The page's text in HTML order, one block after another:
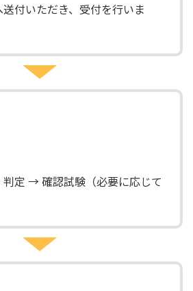
付いただき、受付を行いま
定 → 確認試験（必要に応じて